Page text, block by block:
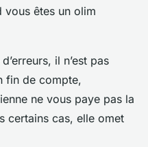
vous êtes un olim
il n’est pas
fin de compte,
ne vous paye pas la
certains cas, elle omet